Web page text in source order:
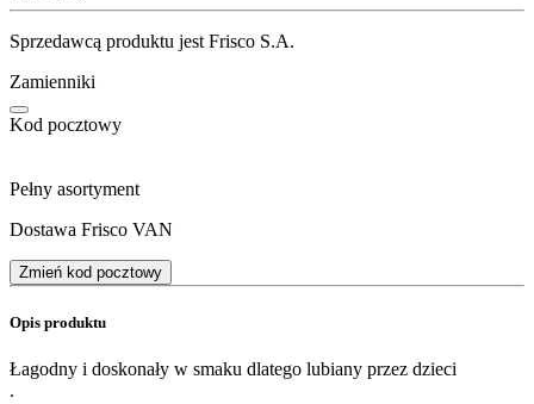
Sprzedawcą produktu jest Frisco S.A.
Zamienniki
Kod pocztowy
Pełny asortyment
Dostawa Frisco VAN
Zmień kod pocztowy
Opis produktu
Łagodny i doskonały w smaku dlatego lubiany przez dzieci
.